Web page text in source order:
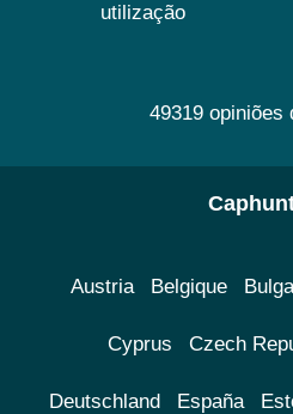
utilização
49319 opiniões
Austria Belgique
Cyprus Czech
Deutschland España